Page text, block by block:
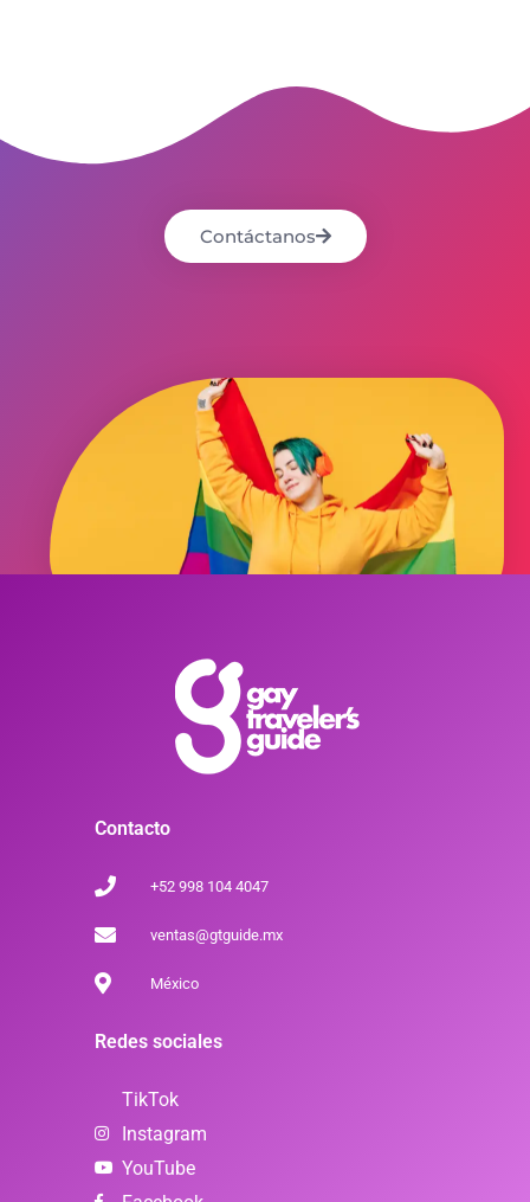
Contáctanos
Contacto
+52 998 104 4047
ventas@gtguide.mx
México
Redes sociales
TikTok
Instagram
YouTube